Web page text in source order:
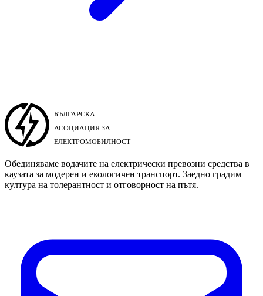
Обединяваме водачите на електрически превозни средства в
каузата за модерен и екологичен транспорт. Заедно градим
култура на толерантност и отговорност на пътя.